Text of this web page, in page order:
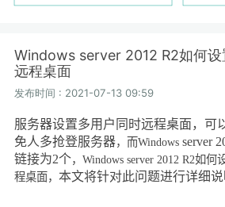
短效代理
隧道代理
独享代理
进入控制台
Windows server 2012 R2如何
远程桌面
发布时间 : 2021-07-13 09:59
服务器设置多用户同时远程桌面，可
免人多抢登服务器， 而Windows server
链接为2个， Windows server 2012 R2如何
程桌面， 本文将针对此问题进行详细说